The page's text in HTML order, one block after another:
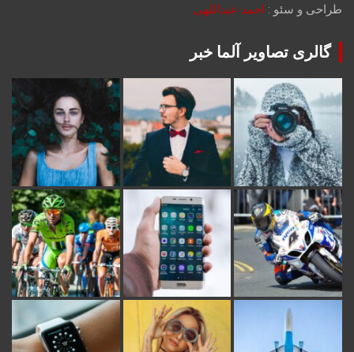
طراحی و سئو : احمد عبداللهی
گالری تصاویر آلما خبر